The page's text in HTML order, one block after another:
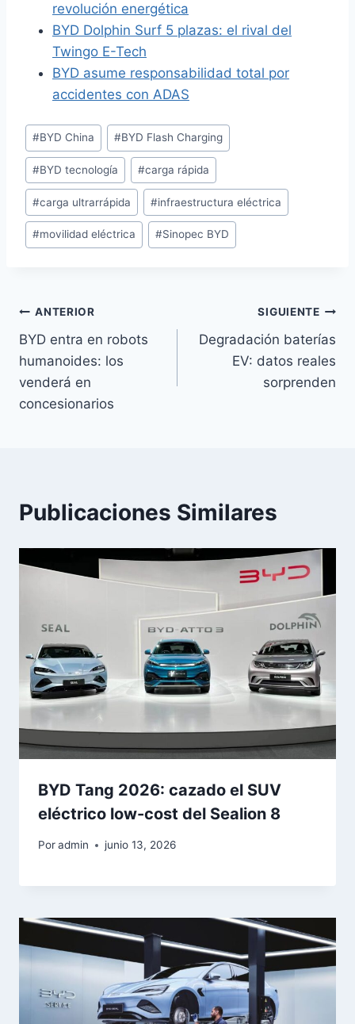
revolución energética
BYD Dolphin Surf 5 plazas: el rival del
Twingo E-Tech
BYD asume responsabilidad total por
accidentes con ADAS
Etiquetas
de
la
entrada:
#BYD China #BYD Flash Charging
#BYD tecnología #carga rápida
#carga ultrarrápida #infraestructura eléctrica
#movilidad eléctrica #Sinopec BYD
Navegación
de
entradas
ANTERIOR
BYD entra en robots
humanoides: los
venderá en
concesionarios
SIGUIENTE
Degradación baterías
EV: datos reales
sorprenden
Publicaciones Similares
BYD Tang 2026: cazado el SUV
eléctrico low-cost del Sealion 8
Poradmin junio 13, 2026